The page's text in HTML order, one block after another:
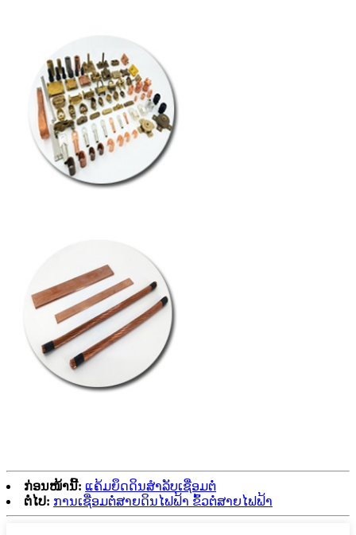
ກ່ອນໜ້ານີ້: ແຄ້ມຍຶດດິນສຳລັບເຊື່ອມຕໍ່
ຕໍ່ໄປ: ການເຊື່ອມຕໍ່ສາຍດິນໄຟຟ້າ ຂົ້ວຕໍ່ສາຍໄຟຟ້າ